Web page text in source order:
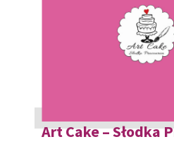
Art Cake – Słodka